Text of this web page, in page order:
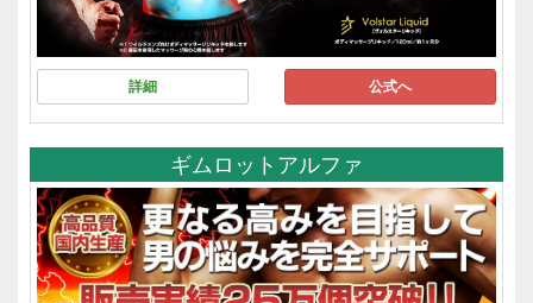
詳細 公式へ
ギムロットアルファ